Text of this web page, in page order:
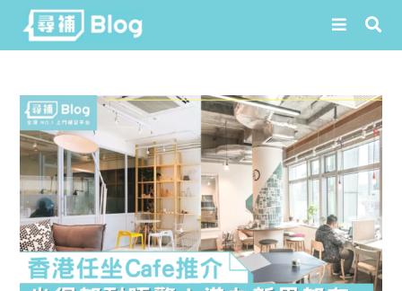
content